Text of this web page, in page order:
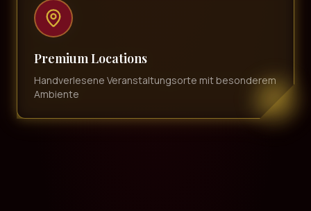
Premium Locations
Handverlesene Veranstaltungsorte mit besonderem
Ambiente